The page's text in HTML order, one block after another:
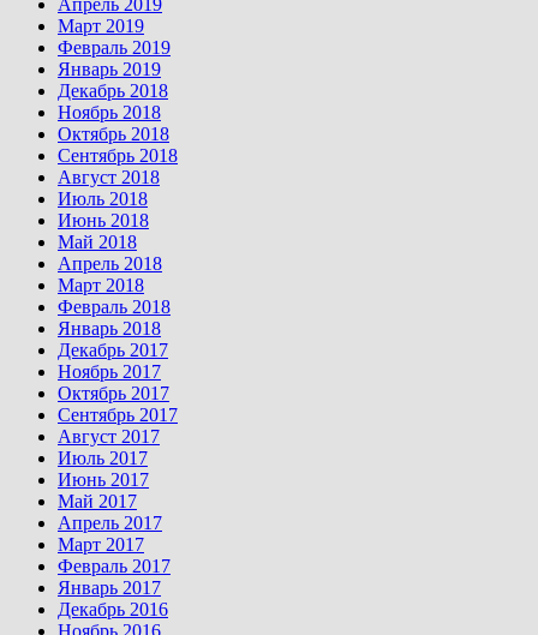
Апрель 2019
Март 2019
Февраль 2019
Январь 2019
Декабрь 2018
Ноябрь 2018
Октябрь 2018
Сентябрь 2018
Август 2018
Июль 2018
Июнь 2018
Май 2018
Апрель 2018
Март 2018
Февраль 2018
Январь 2018
Декабрь 2017
Ноябрь 2017
Октябрь 2017
Сентябрь 2017
Август 2017
Июль 2017
Июнь 2017
Май 2017
Апрель 2017
Март 2017
Февраль 2017
Январь 2017
Декабрь 2016
Ноябрь 2016